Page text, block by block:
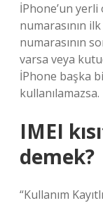
İPhone’un yerli
numarasının
numarasının
varsa veya
İPhone başka
kullanılamazsa.
IMEI
demek?
“Kullanım